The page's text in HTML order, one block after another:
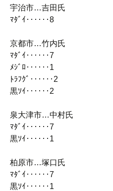
宇治市…吉田氏
ﾏﾀﾞｲ‥‥‥8
京都市…竹内氏
ﾏﾀﾞｲ‥‥‥7
ﾒｼﾞﾛ‥‥‥1
ﾄﾗﾌｸﾞ‥‥‥2
黒ｿｲ‥‥‥2
泉大津市…中村氏
ﾏﾀﾞｲ‥‥‥7
黒ｿｲ‥‥‥1
柏原市…塚口氏
ﾏﾀﾞｲ‥‥‥7
黒ｿｲ‥‥‥1